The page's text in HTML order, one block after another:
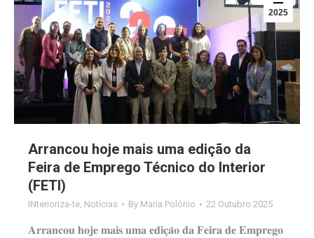
2025
Arrancou hoje mais uma edição da
Feira de Emprego Técnico do Interior
(FETI)
INterioriza-te, Notícias By Maria Polónio 22 Outubro 2025
𝐀𝐫𝐫𝐚𝐧𝐜𝐨𝐮 𝐡𝐨𝐣𝐞 𝐦𝐚𝐢𝐬 𝐮𝐦𝐚 𝐞𝐝𝐢𝐜̧𝐚̃𝐨 𝐝𝐚 𝐅𝐞𝐢𝐫𝐚 𝐝𝐞 𝐄𝐦𝐩𝐫𝐞𝐠𝐨